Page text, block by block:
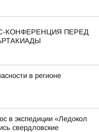
КОНФЕРЕНЦИЯ ПЕРЕД
в регионе
в экспедиции «Ледокол
свердловские